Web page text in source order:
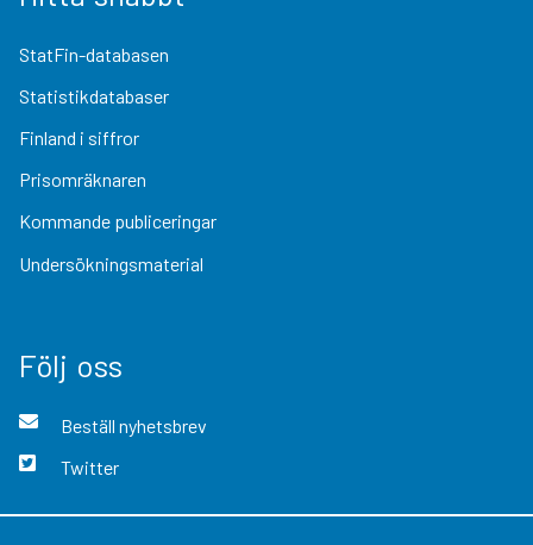
StatFin-databasen
Statistikdatabaser
Finland i siffror
Prisomräknaren
Kommande publiceringar
Undersökningsmaterial
Följ oss
Beställ nyhetsbrev
Twitter